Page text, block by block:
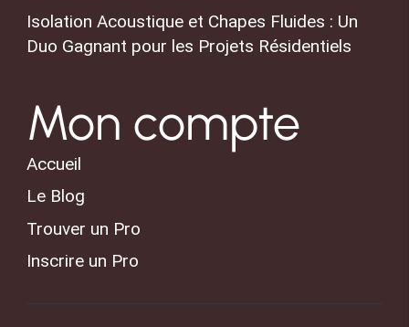
Isolation Acoustique et Chapes Fluides : Un
Duo Gagnant pour les Projets Résidentiels
Mon compte
Accueil
Le Blog
Trouver un Pro
Inscrire un Pro